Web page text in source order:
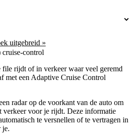
uitgebreid »
cruise-control
rijdt of in verkeer waar veel geremd
met een Adaptive Cruise Control
radar op de voorkant van de auto om
verkeer voor je rijdt. Deze informatie
te versnellen of te vertragen in
je.